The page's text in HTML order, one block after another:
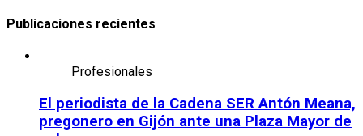
Publicaciones recientes
Profesionales
El periodista de la Cadena SER Antón Meana,
pregonero en Gijón ante una Plaza Mayor de